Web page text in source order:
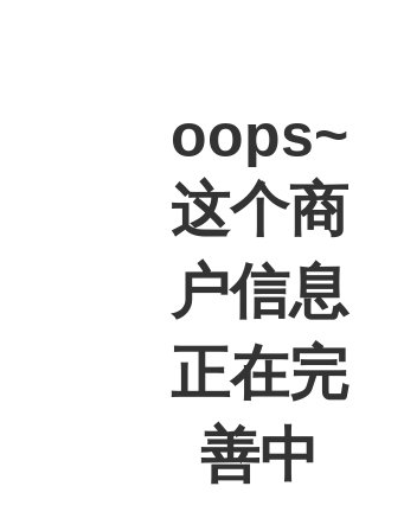
oops~
这个商
户信息
正在完
善中